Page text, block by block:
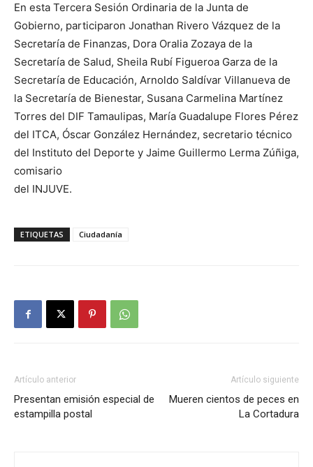
En esta Tercera Sesión Ordinaria de la Junta de
Gobierno, participaron Jonathan Rivero Vázquez de la
Secretaría de Finanzas, Dora Oralia Zozaya de la
Secretaría de Salud, Sheila Rubí Figueroa Garza de la
Secretaría de Educación, Arnoldo Saldívar Villanueva de
la Secretaría de Bienestar, Susana Carmelina Martínez
Torres del DIF Tamaulipas, María Guadalupe Flores Pérez
del ITCA, Óscar González Hernández, secretario técnico
del Instituto del Deporte y Jaime Guillermo Lerma Zúñiga,
comisario
del INJUVE.
ETIQUETAS Ciudadanía
Artículo anterior
Presentan emisión especial de
estampilla postal
Artículo siguiente
Mueren cientos de peces en
La Cortadura